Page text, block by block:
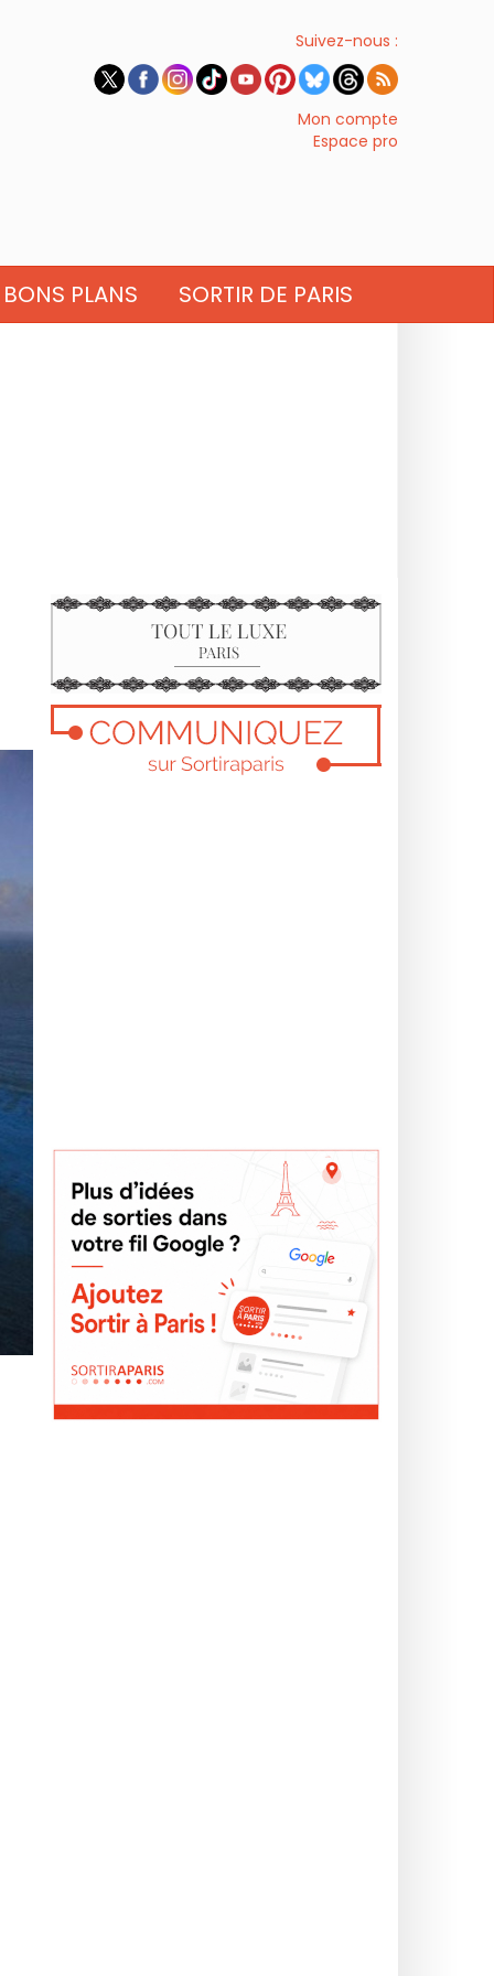
Suivez-nous :
Mon compte
Espace pro
BONS PLANS SORTIR DE PARIS